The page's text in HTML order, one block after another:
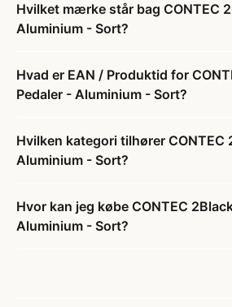
Hvilket mærke står bag CONTEC
Aluminium - Sort?
Hvad er EAN / Produktid for
Pedaler - Aluminium - Sort?
Hvilken kategori tilhører CONTEC
Aluminium - Sort?
Hvor kan jeg købe CONTEC
Aluminium - Sort?